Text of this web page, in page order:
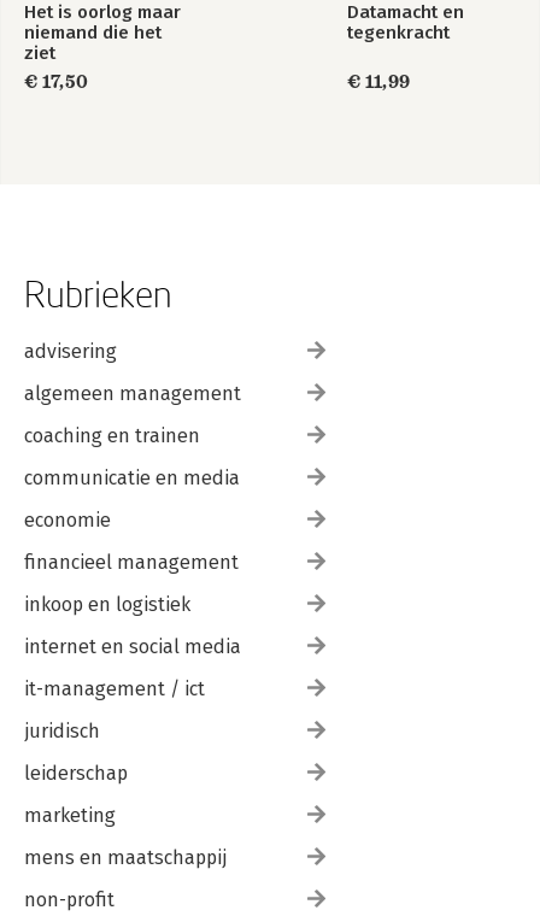
Het is oorlog maar
niemand die het
ziet
€ 17,50
Datamacht en
tegenkracht
€ 11,99
Rubrieken
advisering
algemeen management
coaching en trainen
communicatie en media
economie
financieel management
inkoop en logistiek
internet en social media
it-management / ict
juridisch
leiderschap
marketing
mens en maatschappij
non-profit